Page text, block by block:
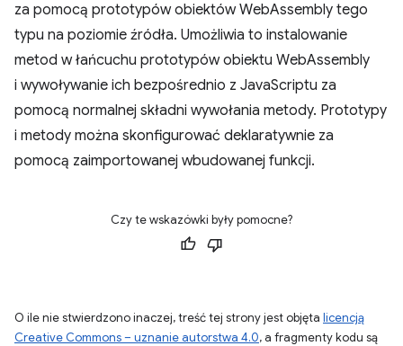
za pomocą prototypów obiektów WebAssembly tego
typu na poziomie źródła. Umożliwia to instalowanie
metod w łańcuchu prototypów obiektu WebAssembly
i wywoływanie ich bezpośrednio z JavaScriptu za
pomocą normalnej składni wywołania metody. Prototypy
i metody można skonfigurować deklaratywnie za
pomocą zaimportowanej wbudowanej funkcji.
Czy te wskazówki były pomocne?
O ile nie stwierdzono inaczej, treść tej strony jest objęta licencją
Creative Commons – uznanie autorstwa 4.0, a fragmenty kodu są